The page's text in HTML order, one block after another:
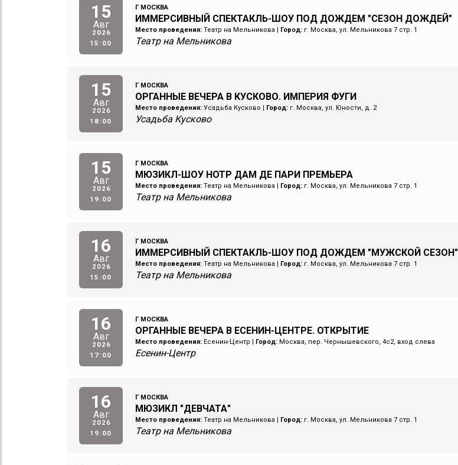
15
Авг
2026
15:00
Г МОСКВА
ИММЕРСИВНЫЙ СПЕКТАКЛЬ-ШОУ ПОД ДОЖДЕМ "СЕЗОН ДОЖДЕЙ"
Место проведения:Театр на Мельникова | Город:г. Москва, ул. Мельникова 7 стр. 1
Театр на Мельникова
15
Авг
2026
18:00
Г МОСКВА
ОРГАННЫЕ ВЕЧЕРА В КУСКОВО. ИМПЕРИЯ ФУГИ
Место проведения:Усадьба Кусково | Город:г. Москва, ул. Юности, д. 2
Усадьба Кусково
15
Авг
2026
19:00
Г МОСКВА
МЮЗИКЛ-ШОУ НОТР ДАМ ДЕ ПАРИ ПРЕМЬЕРА
Место проведения:Театр на Мельникова | Город:г. Москва, ул. Мельникова 7 стр. 1
Театр на Мельникова
16
Авг
2026
15:00
Г МОСКВА
ИММЕРСИВНЫЙ СПЕКТАКЛЬ-ШОУ ПОД ДОЖДЕМ "МУЖСКОЙ СЕЗОН"
Место проведения:Театр на Мельникова | Город:г. Москва, ул. Мельникова 7 стр. 1
Театр на Мельникова
16
Авг
2026
17:00
Г МОСКВА
ОРГАННЫЕ ВЕЧЕРА В ЕСЕНИН-ЦЕНТРЕ. ОТКРЫТИЕ
Место проведения:Есенин-Центр | Город:Москва, пер. Чернышевского, 4с2, вход слева
Есенин-Центр
16
Авг
2026
19:00
Г МОСКВА
МЮЗИКЛ "ДЕВЧАТА"
Место проведения:Театр на Мельникова | Город:г. Москва, ул. Мельникова 7 стр. 1
Театр на Мельникова